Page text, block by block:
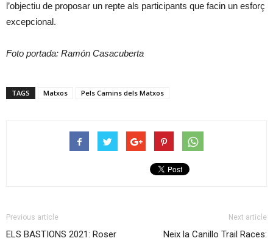
l’objectiu de proposar un repte als participants que facin un esforç
excepcional.
Foto portada: Ramón Casacuberta
TAGS Matxos Pels Camins dels Matxos
Previous article
ELS BASTIONS 2021: Roser
Next article
Neix la Canillo Trail Races: